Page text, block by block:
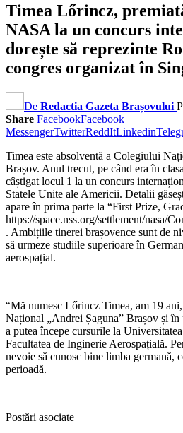
Timea Lőrincz,
NASA la un concurs
dorește să reprezinte
congres organizat în
De Redactia Gazeta Brașovului
Share FacebookFacebook
MessengerTwitterReddItLinkedin
Timea este absolventă a Colegiului
Brașov. Anul trecut, pe când era în
câștigat locul 1 la un concurs
Statele Unite ale Americii. Detalii
apare în prima parte la “First Prize,
https://space.nss.org/settlement/nasa/
. Ambițiile tinerei brașovence sunt de
să urmeze studiile superioare în
aerospațial.
“Mă numesc Lőrincz Timea, am 19
Național „Andrei Șaguna” Brașov și în
a putea începe cursurile la
Facultatea de Inginerie Aerospațială.
nevoie să cunosc bine limba germană,
perioadă.
Postări asociate